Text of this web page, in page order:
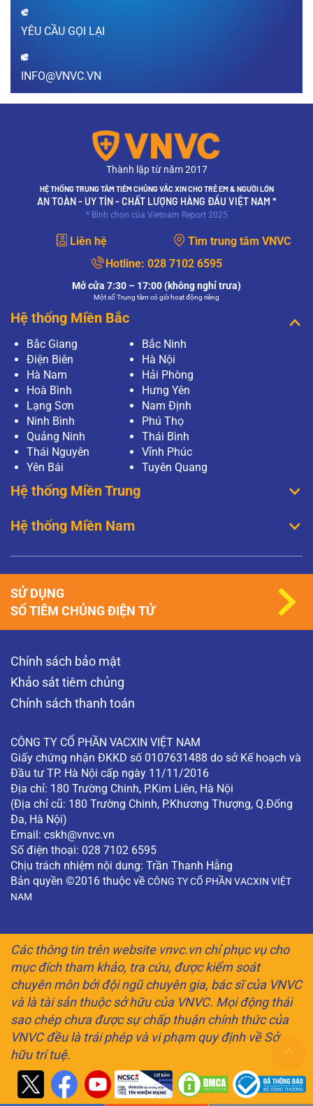
XEM THÊM
thể mang thai? Sau khi tiêm vắc xin chưa được
1 tháng (tính từ thời điểm tiêm phòng) em lỡ có
thai thì có…
Sùi mào gà nguy hiểm như thế nào?
Thưa bác sĩ, bệnh sùi mào gà gây ra hậu quả
gì? Em đang mang thai, mắc sùi mào gà thì có
ảnh hưởng như thế nào đến sức khỏe thai nhi?
Mong bác sĩ giải…
XEM THÊM
Mục đích của xét nghiệm PAP và xét nghiệm
HPV có giống nhau không?
HPV có giống nhau không?
XEM THÊM
Thưa bác sĩ, tôi vừa tiến hành phương pháp
Pap để tầm soát ung thư cổ tử cung tại bệnh
viện, tuy nhiên khi có kết quả, tôi thấy kết quả có
điều bất thường? Tôi…
XEM THÊM
Xét nghiệm Pap là gì?
Thưa bác sĩ, em thường nghe về khái niệm xét
nghiệm Pap nhưng chưa rõ nó có vai trò gì ạ?
thường thì có nghĩa…
năng mắc sùi mào gà không? Người bị sùi mào
XEM THÊM
cổ tử cung không?
cung không? (Độc giả ẩn danh)
XEM THÊM
YÊU CẦU GỌI LẠI
INFO@VNVC.VN
Thành lập từ năm 2017
HỆ THỐNG TRUNG TÂM TIÊM CHỦNG VẮC XIN CHO TRẺ EM & NGƯỜI LỚN
AN TOÀN - UY TÍN - CHẤT LƯỢNG HÀNG ĐẦU VIỆT NAM *
* Bình chọn của Vietnam Report 2025
Liên hệ
Tìm trung tâm VNVC
Hotline: 028 7102 6595
Mở cửa 7:30 – 17:00 (không nghỉ trưa)
Một số Trung tâm có giờ hoạt động riêng
Hệ thống Miền Bắc
Bắc Giang
Bắc Ninh
Điện Biên
Hà Nội
Hà Nam
Hải Phòng
Hoà Bình
Hưng Yên
Lạng Sơn
Nam Định
Ninh Bình
Phú Thọ
Quảng Ninh
Thái Bình
Thái Nguyên
Vĩnh Phúc
Yên Bái
Tuyên Quang
Hệ thống Miền Trung
Hệ thống Miền Nam
Chính sách bảo mật
Khảo sát tiêm chủng
Chính sách thanh toán
CÔNG TY CỔ PHẦN VACXIN VIỆT NAM
Giấy chứng nhận ĐKKD số 0107631488 do sở Kế hoạch và
Đầu tư TP. Hà Nội cấp ngày 11/11/2016
Địa chỉ: 180 Trường Chinh, P.Kim Liên, Hà Nội
(Địa chỉ cũ: 180 Trường Chinh, P.Khương Thượng, Q.Đống
Đa, Hà Nội)
Email: cskh@vnvc.vn
Số điện thoại: 028 7102 6595
Chịu trách nhiệm nội dung: Trần Thanh Hằng
Bản quyền ©2016 thuộc về CÔNG TY CỔ PHẦN VACXIN VIỆT
NAM
SỬ DỤNG
SỔ TIÊM CHỦNG ĐIỆN TỬ
Các thông tin trên website vnvc.vn chỉ phục vụ cho
mục đích tham khảo, tra cứu, được kiểm soát
chuyên môn bởi đội ngũ chuyên gia, bác sĩ của VNVC
và là tài sản thuộc sở hữu của VNVC. Mọi động thái
sao chép chưa được sự chấp thuận chính thức của
VNVC đều là trái phép và vi phạm quy định về Sở
hữu trí tuệ.